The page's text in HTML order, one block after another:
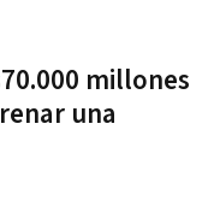
millones
una